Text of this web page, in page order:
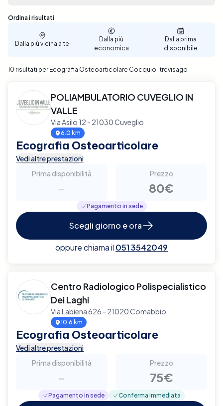
trevisago con Elty e assicurati un controllo
completo e affidabile della tua salute articolare.
Sono stati trovati 10 risultati
Ordina i risultati
Dalla più vicina a te
Dalla più
economica
Dalla prima
disponibile
10 risultati per Ecografia Osteoarticolare Cocquio-trevisago
POLIAMBULATORIO CUVEGLIO IN
VALLE
Via Asilo 12 - 21030 Cuveglio
6.0 km
Ecografia Osteoarticolare
Vedi altre prestazioni
Prima disponibilità
-
Prezzo
80€
Pagamento in sede
Scegli giorno e ora
oppure chiama il 051 3542049
Centro Radiologico Polispecialistico
Dei Laghi
Via Labiena 626 - 21020 Comabbio
10.6 km
Ecografia Osteoarticolare
Vedi altre prestazioni
Prima disponibilità
-
Prezzo
75€
Pagamento in sede Conferma immediata